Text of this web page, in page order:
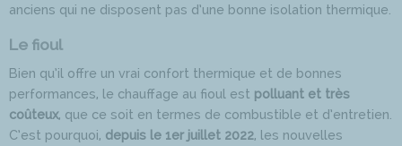
anciens qui ne disposent pas d’une bonne isolation thermique.
Le fioul
Bien qu’il offre un vrai confort thermique et de bonnes
performances, le chauffage au fioul est polluant et très
coûteux, que ce soit en termes de combustible et d’entretien.
C’est pourquoi, depuis le 1er juillet 2022, les nouvelles